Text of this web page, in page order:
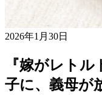
2026年1月30日
『嫁がレト
子に、義母が